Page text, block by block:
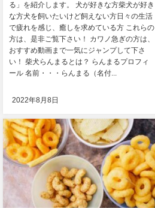
る」を紹介します。 犬が好きな方柴犬が好き
な方犬を飼いたいけど飼えない方日々の生活
で疲れを感じ、癒しを求めている方 これらの
方は、是非ご覧下さい！ カワノ急ぎの方は、
おすすめ動画まで一気にジャンプして下さ
い！ 柴犬らんまるとは？ らんまるプロフィ
ール 名前・・・らんまる（名付...
2022年8月8日